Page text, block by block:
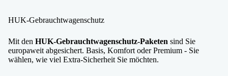
HUK-Gebrauchtwagenschutz
Mit den HUK-Gebrauchtwagenschutz-Paketen sind Sie
europaweit abgesichert. Basis, Komfort oder Premium - Sie
wählen, wie viel Extra-Sicherheit Sie möchten.